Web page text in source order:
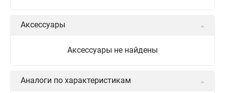
Аксессуары
Аксессуары не найдены
Аналоги по характеристикам